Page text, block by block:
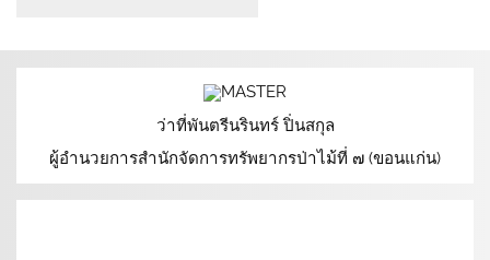
ว่าที่พันตรีนรินทร์ ปิ่นสกุล
ผู้อำนวยการสำนักจัดการทรัพยากรป่าไม้ที่ ๗ (ขอนแก่น)